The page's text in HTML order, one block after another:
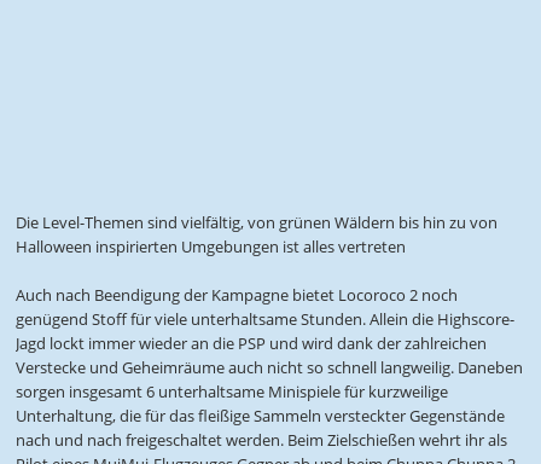
Die Level-Themen sind vielfältig, von grünen Wäldern bis hin zu von
Halloween inspirierten Umgebungen ist alles vertreten
Auch nach Beendigung der Kampagne bietet Locoroco 2 noch
genügend Stoff für viele unterhaltsame Stunden. Allein die Highscore-
Jagd lockt immer wieder an die PSP und wird dank der zahlreichen
Verstecke und Geheimräume auch nicht so schnell langweilig. Daneben
sorgen insgesamt 6 unterhaltsame Minispiele für kurzweilige
Unterhaltung, die für das fleißige Sammeln versteckter Gegenstände
nach und nach freigeschaltet werden. Beim Zielschießen wehrt ihr als